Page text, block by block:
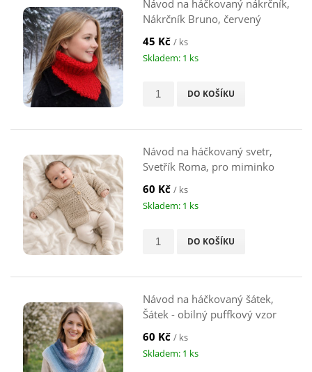
Návod na háčkovaný nákrčník,
Nákrčník Bruno, červený
45 Kč / ks
Skladem: 1 ks
DO KOŠÍKU
Návod na háčkovaný svetr,
Svetřík Roma, pro miminko
60 Kč / ks
Skladem: 1 ks
DO KOŠÍKU
Návod na háčkovaný šátek,
Šátek - obilný puffkový vzor
60 Kč / ks
Skladem: 1 ks